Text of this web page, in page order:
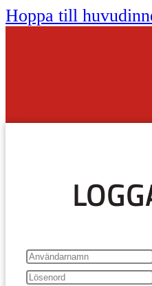
Hoppa till